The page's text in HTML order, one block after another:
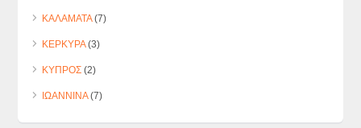
ΚΑΛΑΜΑΤΑ(7)
ΚΕΡΚΥΡΑ(3)
ΚΥΠΡΟΣ (2)
ΙΩΑΝΝΙΝΑ(7)